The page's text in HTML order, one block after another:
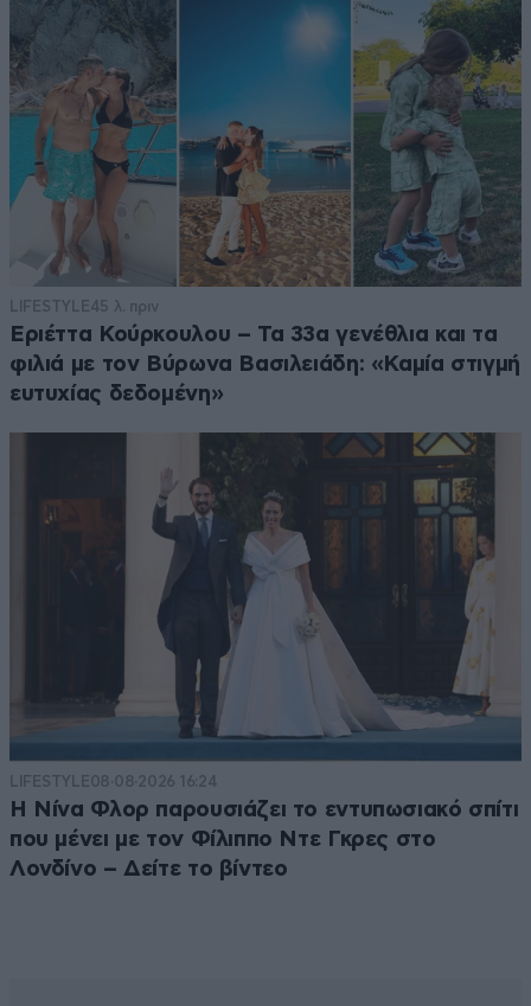
LIFESTYLE45 λ. πριν
Εριέττα Κούρκουλου – Τα 33α γενέθλια και τα
φιλιά με τον Βύρωνα Βασιλειάδη: «Καμία στιγμή
ευτυχίας δεδομένη»
LIFESTYLE08·08·2026 16:24
Η Νίνα Φλορ παρουσιάζει το εντυπωσιακό σπίτι
που μένει με τον Φίλιππο Ντε Γκρες στο
Λονδίνο – Δείτε το βίντεο